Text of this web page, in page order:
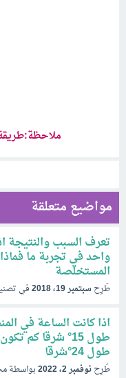
مواضيع متعلقة
تعرف السبب والنتيجة
واحد في تجربة ما
المستخلصة
طُرِح سبتمبر 19، 2018 في
طول 15° شرقا
طول 24°شرقا
طُرِحنوفمبر 2، 2022 بواسطة